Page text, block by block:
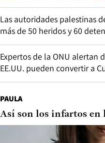
Las autoridades palestinas
más de 50 heridos y 60
Expertos de la ONU alertan
EE.UU. pueden convertir a
PAULA
Así son los infartos en